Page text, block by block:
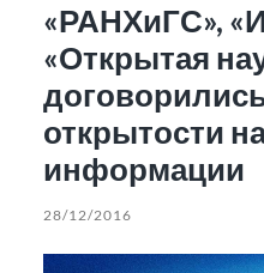
«РАНХиГС»,
«Открытая
открытости
информации
28/12/2016